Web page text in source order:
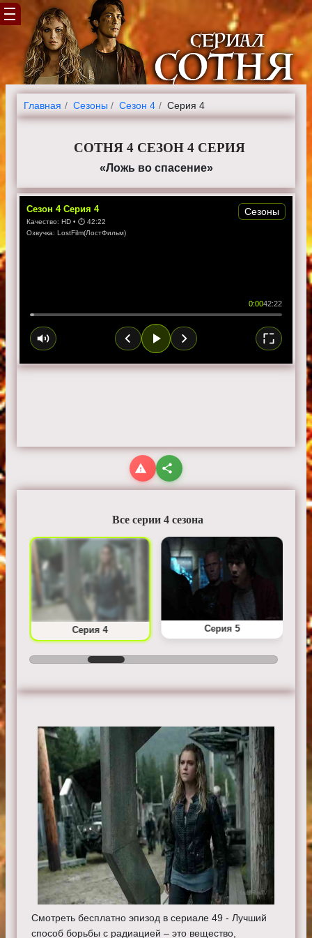
Главная Cезоны Сезон 4 Серия 4
СОТНЯ 4 СЕЗОН 4 СЕРИЯ
«Ложь во спасение»
Сезон 4 Серия 4
Качество: HD • ⏱ 42:22
Озвучка: LostFilm(ЛостФильм)
0:0042:22
Сезоны
Все серии 4 сезона
Серия 4 Серия 5
Смотреть бесплатно эпизод в сериале 49 - Лучший
способ борьбы с радиацией – это вещество,